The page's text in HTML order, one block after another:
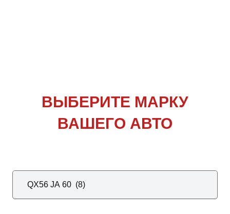
ВЫБЕРИТЕ МАРКУ
ВАШЕГО АВТО